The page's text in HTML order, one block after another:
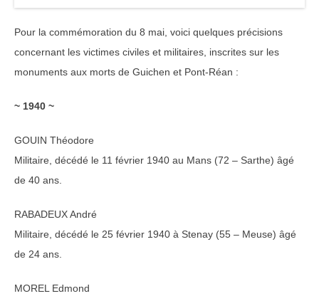
Pour la commémoration du 8 mai, voici quelques précisions
concernant les victimes civiles et militaires, inscrites sur les
monuments aux morts de Guichen et Pont-Réan :
~ 1940 ~
GOUIN Théodore
Militaire, décédé le 11 février 1940 au Mans (72 – Sarthe) âgé
de 40 ans.
RABADEUX André
Militaire, décédé le 25 février 1940 à Stenay (55 – Meuse) âgé
de 24 ans.
MOREL Edmond